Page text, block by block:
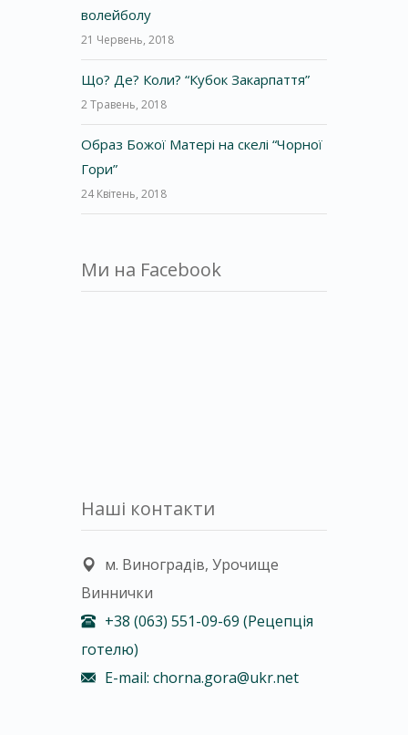
волейболу
21 Червень, 2018
Що? Де? Коли? “Кубок Закарпаття”
2 Травень, 2018
Образ Божої Матері на скелі “Чорної
Гори”
24 Квітень, 2018
Ми на Facebook
Наші контакти
м. Виноградів, Урочище
Виннички
+38 (063) 551-09-69 (Рецепція
готелю)
E-mail: chorna.gora@ukr.net